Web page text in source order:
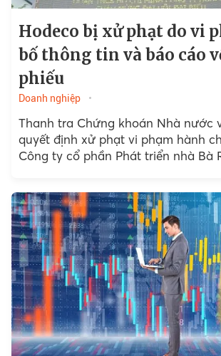
Hodeco bị xử phạt do vi
bố thông tin và báo cáo
phiếu
Doanh nghiệp
Thanh tra Chứng khoán Nhà nước
quyết định xử phạt vi phạm hành
Công ty cổ phần Phát triển nhà Bà